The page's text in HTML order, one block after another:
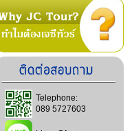
Telephone:
089 5727603